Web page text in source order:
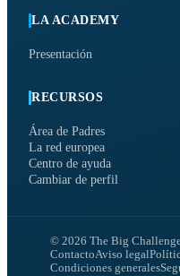
LA ACADEMY
Presentación
RECURSOS
Área de Padres
La red europea
Centro de ayuda
Cambiar de perfil
© 2026 The Big
ContactoAviso legal
Condiciones generales